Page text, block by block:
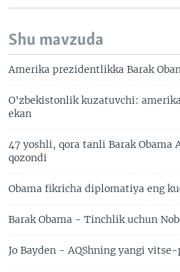
Shu mavzuda
Amerika prezidentlikka Barak
O'zbekistonlik kuzatuvchi:
ekan
47 yoshli, qora tanli Barak Obama
qozondi
Obama fikricha diplomatiya eng
Barak Obama - Tinchlik uchun
Jo Bayden - AQShning yangi